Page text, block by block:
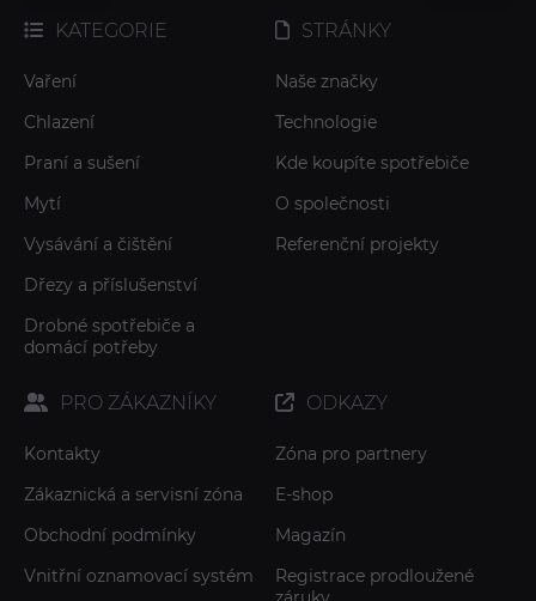
KATEGORIE
Vaření
Chlazení
Praní a sušení
Mytí
Vysávání a čištění
Dřezy a příslušenství
Drobné spotřebiče a
domácí potřeby
STRÁNKY
Naše značky
Technologie
Kde koupíte spotřebiče
O společnosti
Referenční projekty
PRO ZÁKAZNÍKY
Kontakty
Zákaznická a servisní zóna
Obchodní podmínky
Vnitřní oznamovací systém
ODKAZY
Zóna pro partnery
E-shop
Magazín
Registrace prodloužené